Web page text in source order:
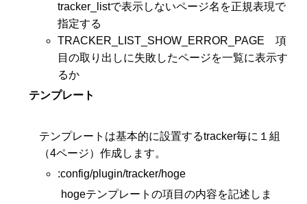
tracker_listで表示しないページ名を正規表現で
指定する
TRACKER_LIST_SHOW_ERROR_PAGE 項
目の取り出しに失敗したページを一覧に表示す
るか
テンプレート
テンプレートは基本的に設置するtracker毎に１組
（4ページ）作成します。
:config/plugin/tracker/hoge
hogeテンプレートの項目の内容を記述しま